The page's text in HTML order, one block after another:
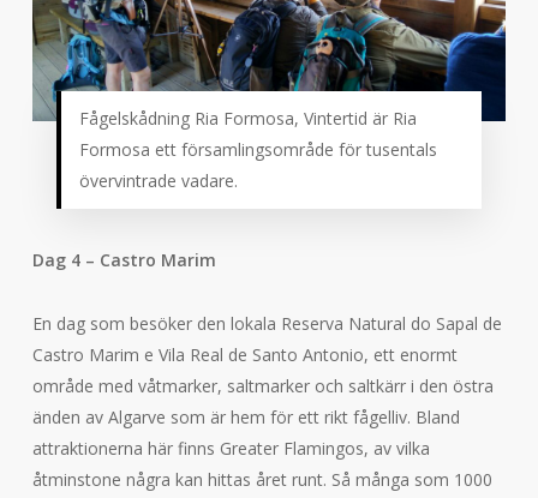
Fågelskådning Ria Formosa, Vintertid är Ria
Formosa ett församlingsområde för tusentals
övervintrade vadare.
Dag 4 – Castro Marim
En dag som besöker den lokala Reserva Natural do Sapal de
Castro Marim e Vila Real de Santo Antonio, ett enormt
område med våtmarker, saltmarker och saltkärr i den östra
änden av Algarve som är hem för ett rikt fågelliv. Bland
attraktionerna här finns Greater Flamingos, av vilka
åtminstone några kan hittas året runt. Så många som 1000